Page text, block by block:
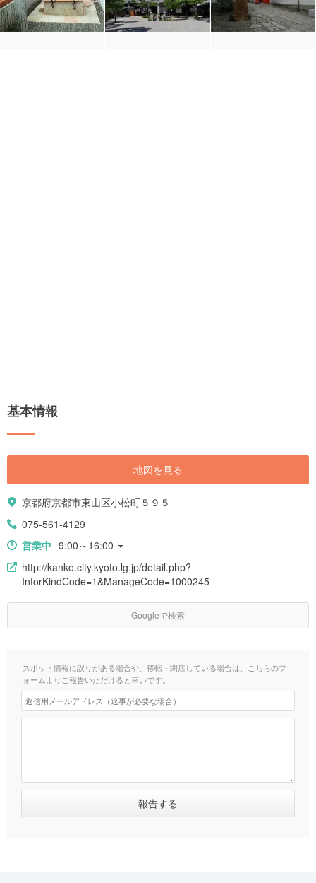
基本情報
地図を見る
京都府京都市東山区小松町５９５
075-561-4129
営業中 9:00～16:00
http://kanko.city.kyoto.lg.jp/detail.php?
InforKindCode=1&ManageCode=1000245
Googleで検索
スポット情報に誤りがある場合や、移転・閉店している場合は、こちらのフ
ォームよりご報告いただけると幸いです。